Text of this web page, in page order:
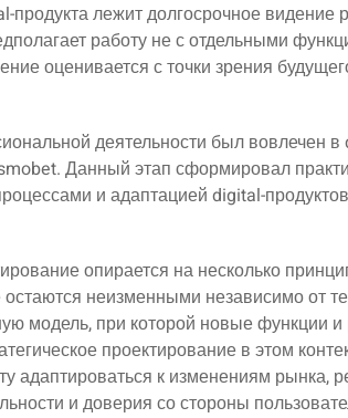
продукта лежит долгосрочное видение
работу не с отдельными
оценивается с точки зрения
деятельности был вовлечен в
Данный этап сформировал
и адаптацией digital-продуктов
опирается на несколько
неизменными независимо от
модель, при которой новые функции
проектирование в этом
адаптироваться к изменениям рынка,
и доверия со стороны